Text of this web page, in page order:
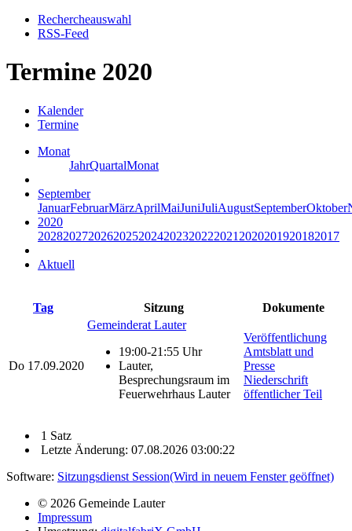
Rechercheauswahl
RSS-Feed
Termine 2020
Kalender
Termine
Monat
JahrQuartalMonat
September
JanuarFebruarMärzAprilMaiJuniJuliAugustSeptemberOktober
2020
20282027202620252024202320222021 2020201920182017
Aktuell
Tag Sitzung Dokumente
Do 17.09.2020
Gemeinderat Lauter
19:00-21:55 Uhr
Lauter,
Besprechungsraum im
Feuerwehrhaus Lauter
Veröffentlichung
Amtsblatt und
Presse
Niederschrift
öffentlicher Teil
1 Satz
Letzte Änderung: 07.08.2026 03:00:22
Software: Sitzungsdienst Session(Wird in neuem Fenster geöffnet)
© 2026 Gemeinde Lauter
Impressum